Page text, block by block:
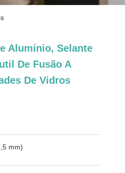
Alumínio, Selante
De Fusão A
De Vidros
mm)